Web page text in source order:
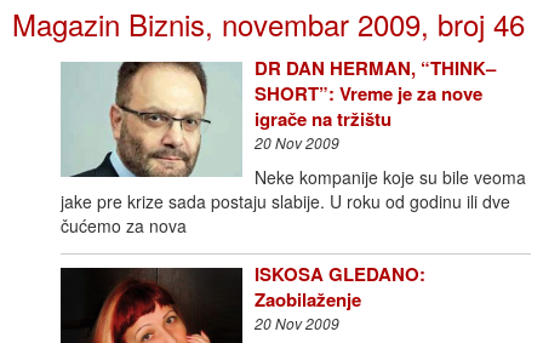
Magazin Biznis, novembar 2009, broj 46
DR DAN HERMAN, “THINK–
SHORT”: Vreme je za nove
igrače na tržištu
20 Nov 2009
Neke kompanije koje su bile veoma
jake pre krize sada postaju slabije. U roku od godinu ili dve
čućemo za nova
ISKOSA GLEDANO:
Zaobilaženje
20 Nov 2009